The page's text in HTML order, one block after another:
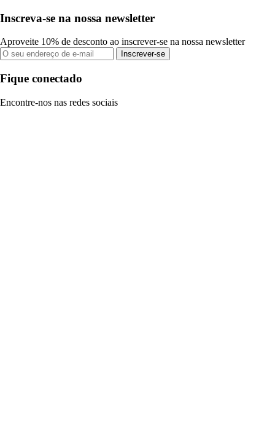
Inscreva-se na nossa newsletter
Aproveite 10% de desconto ao inscrever-se na nossa newsletter
Inscrever-se
Fique conectado
Encontre-nos nas redes sociais